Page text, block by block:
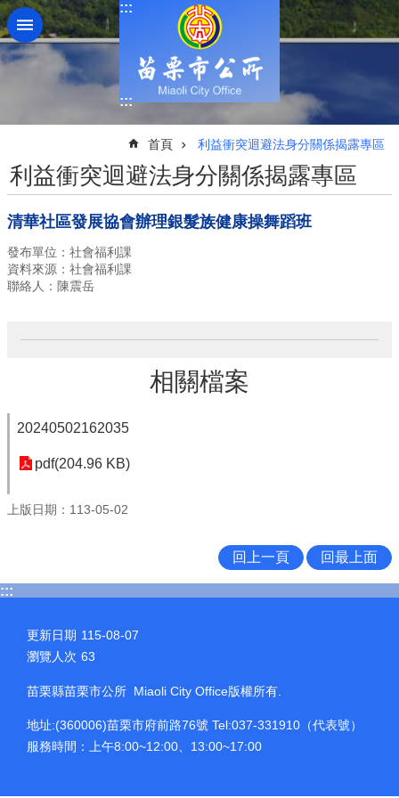
跳到主要內容區塊
:::
:::
首頁 利益衝突迴避法身分關係揭露專區
利益衝突迴避法身分關係揭露專區
清華社區發展協會辦理銀髮族健康操舞蹈班
發布單位：社會福利課
資料來源：社會福利課
聯絡人：陳震岳
相關檔案
20240502162035
pdf(204.96 KB)
上版日期：113-05-02
回上一頁 回最上面
:::
更新日期 115-08-07
瀏覽人次 63
苗栗縣苗栗市公所 Miaoli City Office版權所有.
地址:(360006)苗栗市府前路76號 Tel:037-331910（代表號）
服務時間：上午8:00~12:00、13:00~17:00